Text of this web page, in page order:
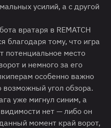
усилий, а с другой
вратаря в REMATCH
благодаря тому, что игра
потенциальное место
и немного за его
особенно важно
возможный угол обзора.
уже мигнул синим, а
нет — либо он
момент край ворот,